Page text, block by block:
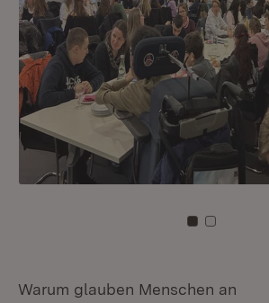
Zu Kachel:
Zu
Warum glauben Menschen an